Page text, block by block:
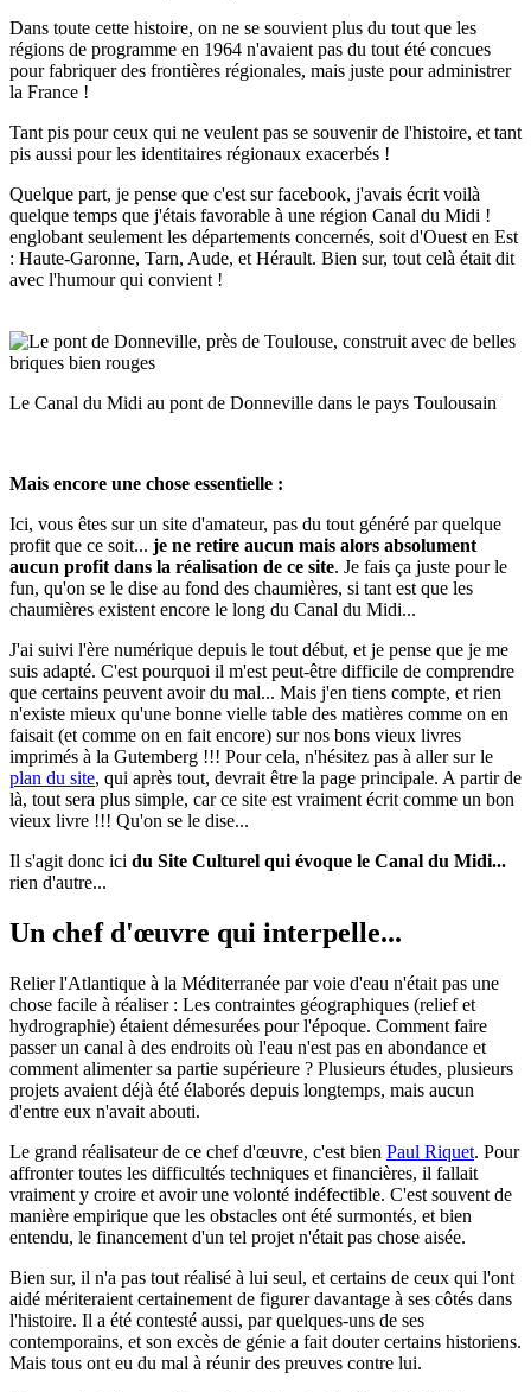
Dans toute cette histoire, on ne se souvient plus du tout que les
régions de programme en 1964 n'avaient pas du tout été concues
pour fabriquer des frontières régionales, mais juste pour administrer
la France !
Tant pis pour ceux qui ne veulent pas se souvenir de l'histoire, et tant
pis aussi pour les identitaires régionaux exacerbés !
Quelque part, je pense que c'est sur facebook, j'avais écrit voilà
quelque temps que j'étais favorable à une région Canal du Midi !
englobant seulement les départements concernés, soit d'Ouest en Est
: Haute-Garonne, Tarn, Aude, et Hérault. Bien sur, tout celà était dit
avec l'humour qui convient !
Le Canal du Midi au pont de Donneville dans le pays Toulousain
Mais encore une chose essentielle :
Ici, vous êtes sur un site d'amateur, pas du tout généré par quelque
profit que ce soit... je ne retire aucun mais alors absolument
aucun profit dans la réalisation de ce site. Je fais ça juste pour le
fun, qu'on se le dise au fond des chaumières, si tant est que les
chaumières existent encore le long du Canal du Midi...
J'ai suivi l'ère numérique depuis le tout début, et je pense que je me
suis adapté. C'est pourquoi il m'est peut-être difficile de comprendre
que certains peuvent avoir du mal... Mais j'en tiens compte, et rien
n'existe mieux qu'une bonne vielle table des matières comme on en
faisait (et comme on en fait encore) sur nos bons vieux livres
imprimés à la Gutemberg !!! Pour cela, n'hésitez pas à aller sur le
plan du site, qui après tout, devrait être la page principale. A partir de
là, tout sera plus simple, car ce site est vraiment écrit comme un bon
vieux livre !!! Qu'on se le dise...
Il s'agit donc ici du Site Culturel qui évoque le Canal du Midi...
rien d'autre...
Un chef d'œuvre qui interpelle...
Relier l'Atlantique à la Méditerranée par voie d'eau n'était pas une
chose facile à réaliser : Les contraintes géographiques (relief et
hydrographie) étaient démesurées pour l'époque. Comment faire
passer un canal à des endroits où l'eau n'est pas en abondance et
comment alimenter sa partie supérieure ? Plusieurs études, plusieurs
projets avaient déjà été élaborés depuis longtemps, mais aucun
d'entre eux n'avait abouti.
Le grand réalisateur de ce chef d'œuvre, c'est bien Paul Riquet. Pour
affronter toutes les difficultés techniques et financières, il fallait
vraiment y croire et avoir une volonté indéfectible. C'est souvent de
manière empirique que les obstacles ont été surmontés, et bien
entendu, le financement d'un tel projet n'était pas chose aisée.
Bien sur, il n'a pas tout réalisé à lui seul, et certains de ceux qui l'ont
aidé mériteraient certainement de figurer davantage à ses côtés dans
l'histoire. Il a été contesté aussi, par quelques-uns de ses
contemporains, et son excès de génie a fait douter certains historiens.
Mais tous ont eu du mal à réunir des preuves contre lui.